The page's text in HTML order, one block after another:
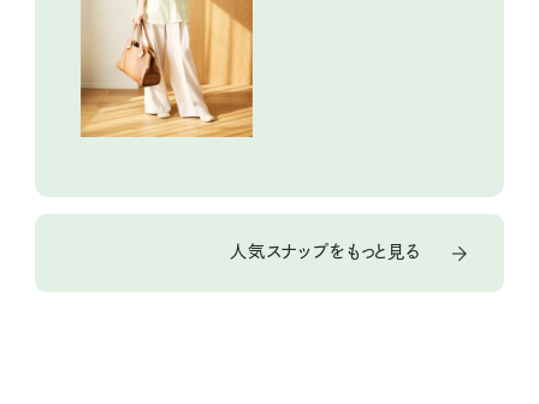
人気スナップをもっと見る